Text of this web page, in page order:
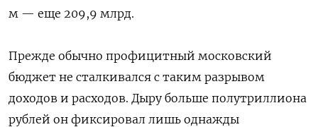
м — еще 209,9 млрд.
Прежде обычно профицитный московский
бюджет не сталкивался с таким разрывом
доходов и расходов. Дыру больше полутриллиона
рублей он фиксировал лишь однажды